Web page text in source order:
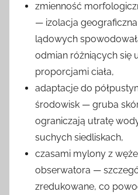
zmienność
— izolacja
lądowych
odmian różniących się
proporcjami ciała,
adaptacje do
środowisk — gruba
ograniczają utratę
suchych siedliskach,
czasami mylony z
obserwatora —
zredukowane, co